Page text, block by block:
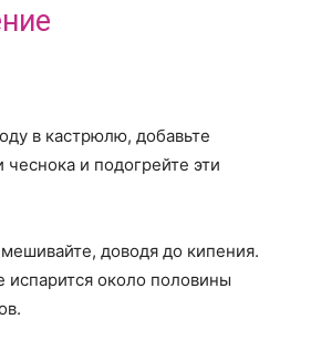
в кастрюлю, добавьте
чеснока и подогрейте эти
доводя до кипения.
испарится около половины